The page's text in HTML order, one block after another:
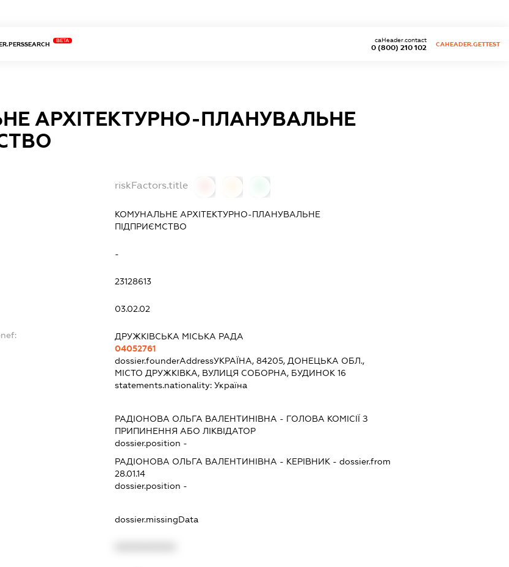
BETA
0 (800) 210 102
caHeader.contact
CAHEADER.GETTEST
АРХІТЕКТУРНО-ПЛАНУВАЛЬНЕ
riskFactors.title
КОМУНАЛЬНЕ АРХІТЕКТУРНО-ПЛАНУВАЛЬНЕ
ПІДПРИЄМСТВО
-
23128613
03.02.02
ДРУЖКІВСЬКА МІСЬКА РАДА
04052761
dossier.founderAddressУКРАЇНА, 84205, ДОНЕЦЬКА ОБЛ.,
МІСТО ДРУЖКІВКА, ВУЛИЦЯ СОБОРНА, БУДИНОК 16
statements.nationality: Україна
РАДІОНОВА ОЛЬГА ВАЛЕНТИНІВНА - ГОЛОВА КОМІСІЇ З
ПРИПИНЕННЯ АБО ЛІКВІДАТОР
dossier.position -
РАДІОНОВА ОЛЬГА ВАЛЕНТИНІВНА - КЕРІВНИК - dossier.from
28.01.14
dossier.position -
dossier.missingData